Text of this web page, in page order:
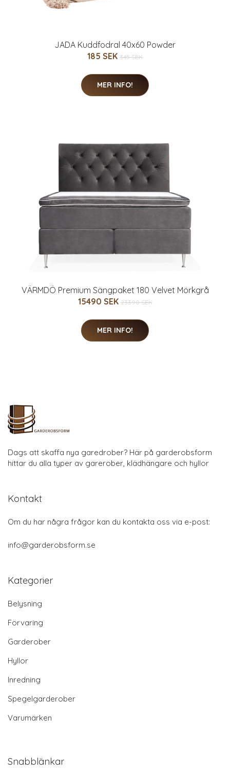
JADA Kuddfodral 40x60 Powder
185 SEK 345 SEK
MER INFO!
VÄRMDÖ Premium Sängpaket 180 Velvet Mörkgrå
15490 SEK 23390 SEK
MER INFO!
Dags att skaffa nya garedrober? Här på garderobsform
hittar du alla typer av garerober, klädhängare och hyllor
Kontakt
Om du har några frågor kan du kontakta oss via e-post:
info@garderobsform.se
Kategorier
Belysning
Förvaring
Garderober
Hyllor
Inredning
Spegelgarderober
Varumärken
Snabblänkar